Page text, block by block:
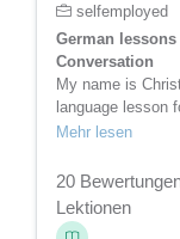
selfemployed
German
Conversation
My name is
language lesson
Mehr lesen
20
Lektionen